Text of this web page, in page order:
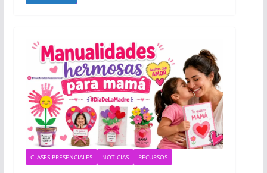
CLASES PRESENCIALES NOTICIAS RECURSOS